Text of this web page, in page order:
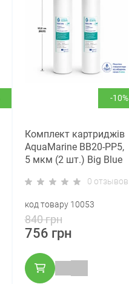
-10%
Комплект картриджів
AquaMarine BB20-PP5,
5 мкм (2 шт.) Big Blue
0 отзывов
код товару 10053
840 грн
756 грн